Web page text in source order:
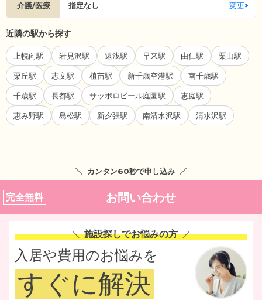
介護/医療 指定なし 変更
近隣の駅から探す
上幌向駅 岩見沢駅 遠浅駅 早来駅 由仁駅 栗山駅
栗丘駅 志文駅 植苗駅 新千歳空港駅 南千歳駅
千歳駅 長都駅 サッポロビール庭園駅 恵庭駅
恵み野駅 島松駅 新夕張駅 南清水沢駅 清水沢駅
カンタン60秒で申し込み
完全無料 お問い合わせ
施設探しでお悩みの方
入居や費用のお悩みを
すぐに解決